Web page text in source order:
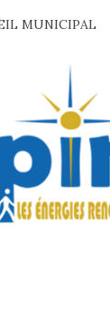
MUNICIPAL